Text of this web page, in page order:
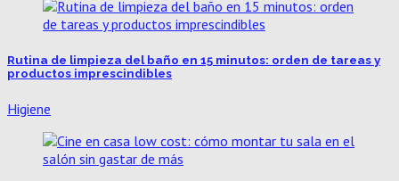
Rutina de limpieza del baño en 15 minutos: orden de tareas y
productos imprescindibles
Higiene